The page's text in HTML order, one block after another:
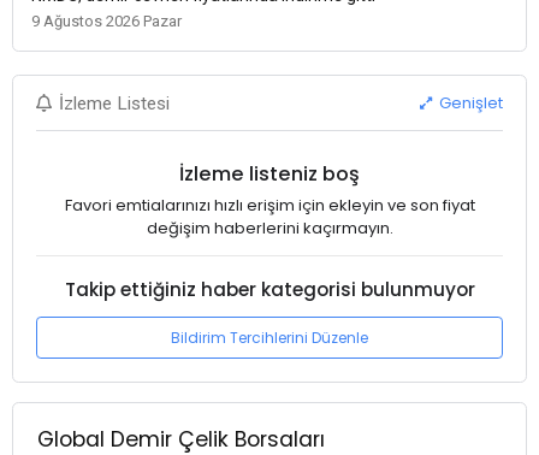
9 Ağustos 2026 Pazar
İzleme Listesi Genişlet
İzleme listeniz boş
Favori emtialarınızı hızlı erişim için ekleyin ve son fiyat
değişim haberlerini kaçırmayın.
Takip ettiğiniz haber kategorisi bulunmuyor
Bildirim Tercihlerini Düzenle
Global Demir Çelik Borsaları